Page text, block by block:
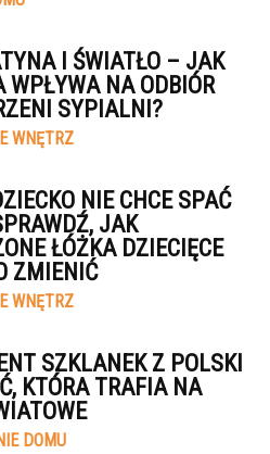
I ŚWIATŁO – JAK
WPŁYWA NA ODBIÓR
SYPIALNI?
WNĘTRZ
NIE CHCE SPAĆ
JAK
ŁÓŻKA DZIECIĘCE
ZMIENIĆ
WNĘTRZ
SZKLANEK Z POLSKI
KTÓRA TRAFIA NA
DOMU